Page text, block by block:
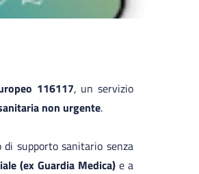
116117, un servizio
non urgente.
supporto sanitario senza
(ex Guardia Medica)e a